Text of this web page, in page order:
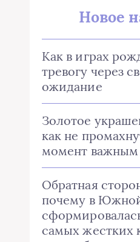
Новое
Как в играх
тревогу через
ожидание
Золотое
как не
момент важным
Обратная
почему в
самых жестких